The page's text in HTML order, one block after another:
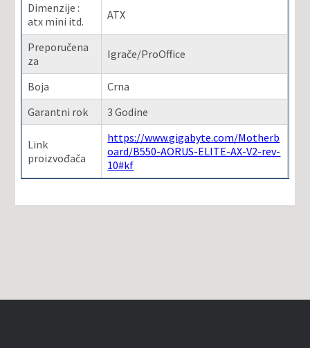
Dimenzije :
atx mini itd.
ATX
Preporučena
za
Igrače/ProOffice
Boja
Crna
Garantni rok
3 Godine
Link
proizvođača
https://www.gigabyte.com/Motherb
oard/B550-AORUS-ELITE-AX-V2-rev-
10#kf